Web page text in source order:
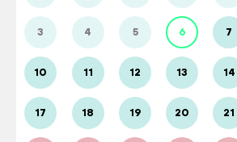
3 4 5 6 7
10 11 12 13 14
17 18 19 20 21